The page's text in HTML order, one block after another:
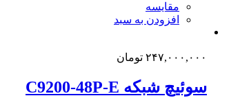
مقایسه
افزودن به سبد
۲۴۷,۰۰۰,۰۰۰ تومان
سوئیچ شبکه C9200-48P-E